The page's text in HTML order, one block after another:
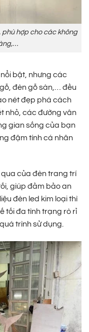
hợp cho các không
bật, nhưng các
đèn gỗ sàn,… đều
nét đẹp phá cách
nhỏ, các đường vân
gian sống của bạn
đậm tính cá nhân
của đèn trang trí
giúp đảm bảo an
đèn led kim loại thì
tối đa tình trạng rò rỉ
trình sử dụng.